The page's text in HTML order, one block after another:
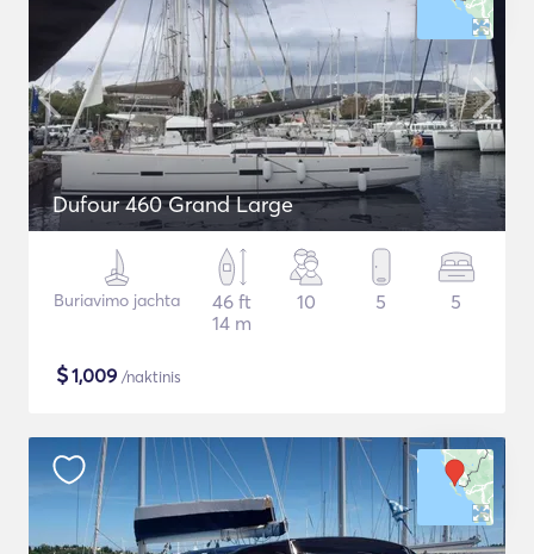
Dufour 460 Grand Large
Buriavimo jachta
46 ft
14 m
10 5 5
$1,009 /naktinis